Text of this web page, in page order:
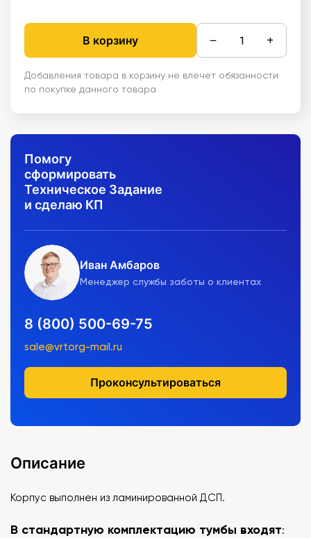
В корзину − +
Добавления товара в корзину не влечет обязанности
по покупке данного товара
Помогу
сформировать
Техническое Задание
и сделаю КП
Иван Амбаров
Менеджер службы заботы о клиентах
8 (800) 500-69-75
sale@vrtorg-mail.ru
Проконсультироваться
Описание
Корпус выполнен из ламинированной ДСП.
В стандартную комплектацию тумбы входят: